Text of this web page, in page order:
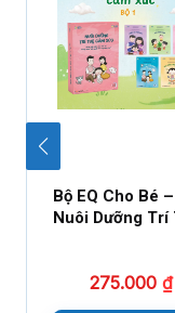
Bộ EQ Cho Bé –
Nuôi Dưỡng Trí
275.000 ₫